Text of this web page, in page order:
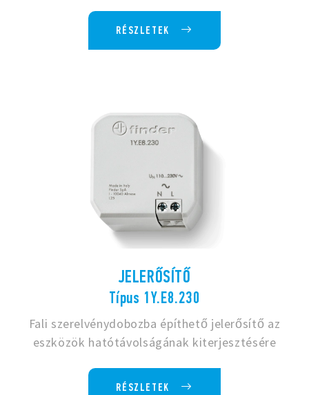
RÉSZLETEK
JELERŐSÍTŐ
Típus 1Y.E8.230
Fali szerelvénydobozba építhető jelerősítő az
eszközök hatótávolságának kiterjesztésére
RÉSZLETEK